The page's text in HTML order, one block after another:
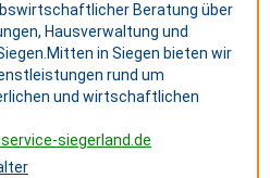
Beratung über
Hausverwaltung und
in Siegen bieten wir
rund um
und wirtschaftlichen
siegerland.de